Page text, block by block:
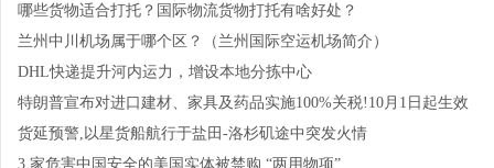
哪些货物适合打托？国际物流货物打托有啥好处？
兰州中川机场属于哪个区？（兰州国际空运机场简介）
DHL快递提升河内运力，增设本地分拣中心
特朗普宣布对进口建材、家具及药品实施100%关税!10月1日起生效
货延预警,以星货船航行于盐田-洛杉矶途中突发火情
3 家危害中国安全的美国实体被禁购 “两用物项”